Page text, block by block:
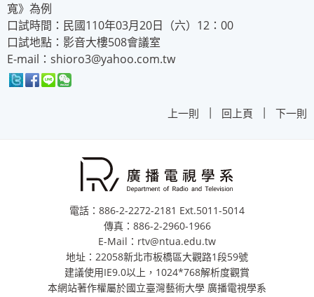
寬》為例
口試時間：民國110年03月20日（六）12：00
口試地點：影音大樓508會議室
E-mail：shioro3@yahoo.com.tw
上一則 | 回上頁 | 下一則
電話：886-2-2272-2181 Ext.5011-5014
傳真：886-2-2960-1966
E-Mail：rtv@ntua.edu.tw
地址：22058新北市板橋區大觀路1段59號
建議使用IE9.0以上，1024*768解析度觀賞
本網站著作權屬於國立臺灣藝術大學 廣播電視學系